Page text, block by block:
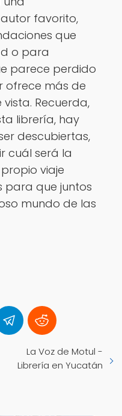
favorito,
que
o para
parece perdido
ofrece más de
Recuerda,
librería, hay
descubiertas,
cuál será la
viaje
para que juntos
mundo de las
La Voz de Motul -
Librería en Yucatán